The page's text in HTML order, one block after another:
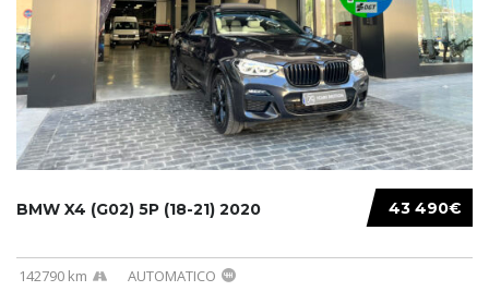
43 490€
BMW X4 (G02) 5P (18-21) 2020
142790 km AUTOMATICO